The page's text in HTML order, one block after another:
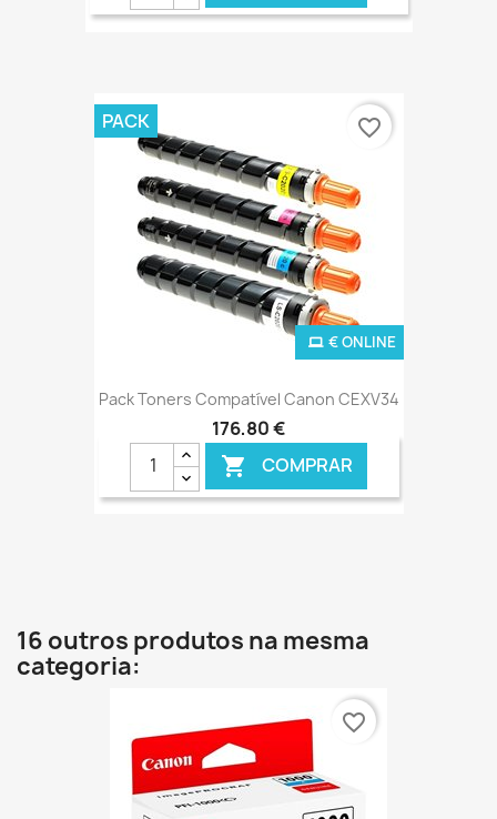
Pack Toners Compatível Canon CEXV34
176,80 €
 COMPRAR
€ ONLINE
PACK favorite_border
16 outros produtos na mesma
categoria:
favorite_border